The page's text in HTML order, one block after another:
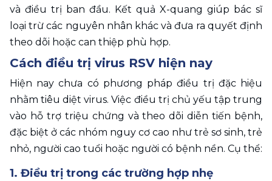
và điều trị ban đầu. Kết quả X-quang giúp bác sĩ
loại trừ các nguyên nhân khác và đưa ra quyết định
theo dõi hoặc can thiệp phù hợp.
Cách điều trị virus RSV hiện nay
Hiện nay chưa có phương pháp điều trị đặc hiệu
nhằm tiêu diệt virus. Việc điều trị chủ yếu tập trung
vào hỗ trợ triệu chứng và theo dõi diễn tiến bệnh,
đặc biệt ở các nhóm nguy cơ cao như trẻ sơ sinh, trẻ
1. Điều trị trong các trường hợp nhẹ